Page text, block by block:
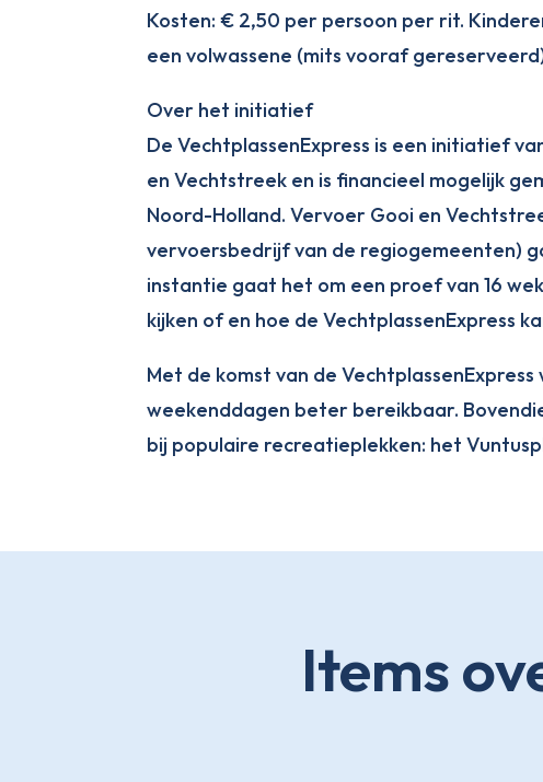
Kosten: € 2,50 per persoon per rit.
een volwassene (mits vooraf
Over het initiatief
De VechtplassenExpress is een initiatief
en Vechtstreek en is financieel mogelijk
Noord-Holland. Vervoer Gooi en
vervoersbedrijf van de regiogemeenten)
instantie gaat het om een proef van 16
kijken of en hoe de VechtplassenExpress
Met de komst van de
weekenddagen beter bereikbaar.
bij populaire recreatieplekken: het
Items